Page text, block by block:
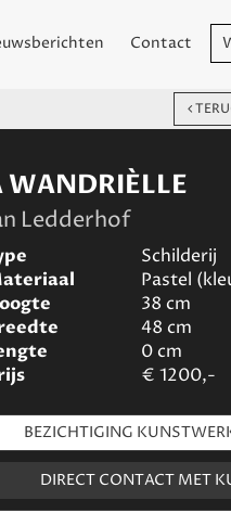
Contact
WANDRIÈLLE
Ledderhof
Schilderij
Pastel
38 cm
48 cm
0cm
€ 1200,-
BEZICHTIGING
DIRECT CONTACT MET